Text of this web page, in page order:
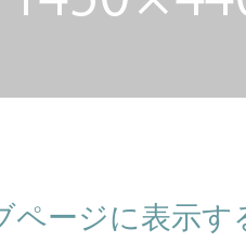
ページに表示